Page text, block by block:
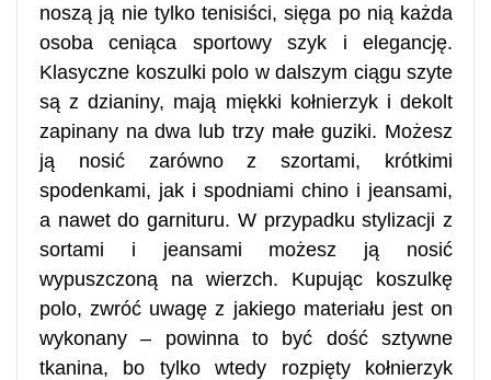
noszą ją nie tylko tenisiści, sięga po nią każda
osoba ceniąca sportowy szyk i elegancję.
Klasyczne koszulki polo w dalszym ciągu szyte
są z dzianiny, mają miękki kołnierzyk i dekolt
zapinany na dwa lub trzy małe guziki. Możesz
ją nosić zarówno z szortami, krótkimi
spodenkami, jak i spodniami chino i jeansami,
a nawet do garnituru. W przypadku stylizacji z
sortami i jeansami możesz ją nosić
wypuszczoną na wierzch. Kupując koszulkę
polo, zwróć uwagę z jakiego materiału jest on
wykonany – powinna to być dość sztywne
tkanina, bo tylko wtedy rozpięty kołnierzyk